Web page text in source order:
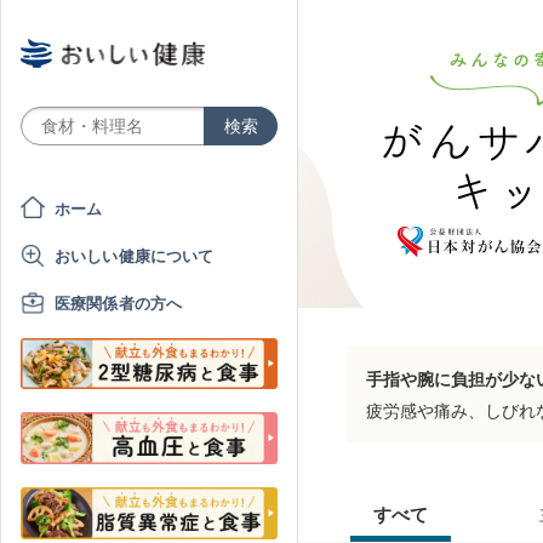
ホーム
おいしい健康について
医療関係者の方へ
手指や腕に負担が少な
疲労感や痛み、しび
すべて